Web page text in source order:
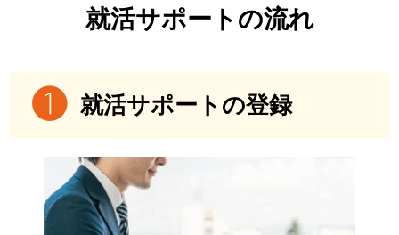
就活サポートの流れ
就活サポートの登録